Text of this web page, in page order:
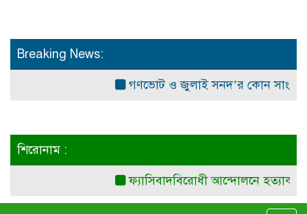
Breaking News:
গণভোট ও জুলাই সনদ’র কোন
শিরোনাম :
ফ্যাসিবাদবিরোধী আন্দোলনে হত্যাকাণ্ডের